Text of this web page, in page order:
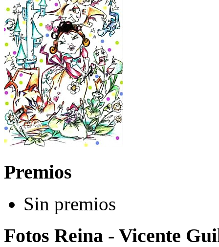
Premios
Sin premios
Fotos Reina - Vicente